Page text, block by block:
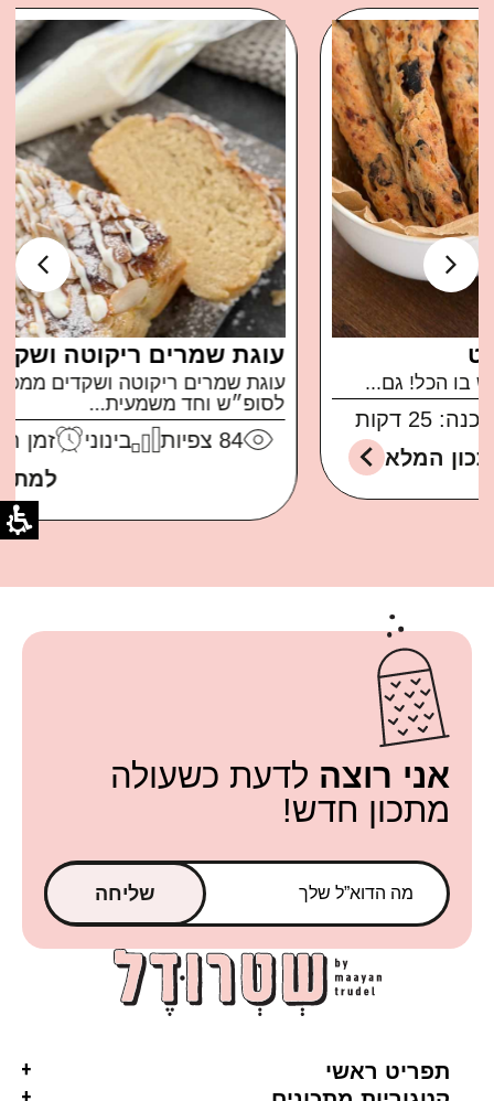
עוגת שמרים ריקוטה ושקדים
עוגת שמרים ריקוטה ושקדים ממכרת ברמות בול
לסופ״ש וחד משמעית...
צפיות בינוני
זמן הכנה: 30 דקות
אני רוצה לדעת כשעולה
מתכון חדש!
שליחה
תפריט ראשי